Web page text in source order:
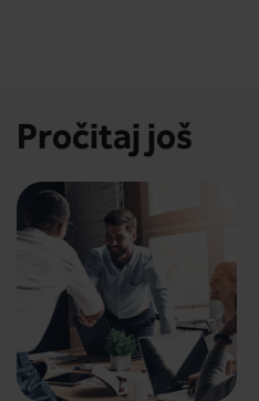
Pročitaj još